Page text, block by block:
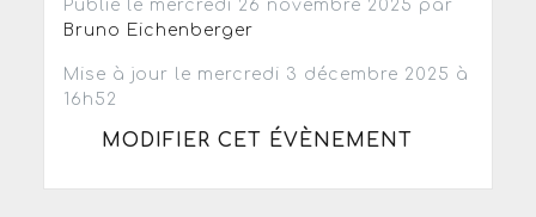
Publié le mercredi 26 novembre 2025 par
Bruno Eichenberger
Mise à jour le mercredi 3 décembre 2025 à
16h52
MODIFIER CET ÉVÈNEMENT